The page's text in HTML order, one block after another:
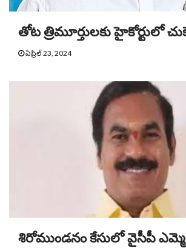
తోట త్రిమూర్తులకు హైకోర్టులో
ఏప్రిల్ 23, 2024
శిరోముండనం కేసులో వైసీపీ